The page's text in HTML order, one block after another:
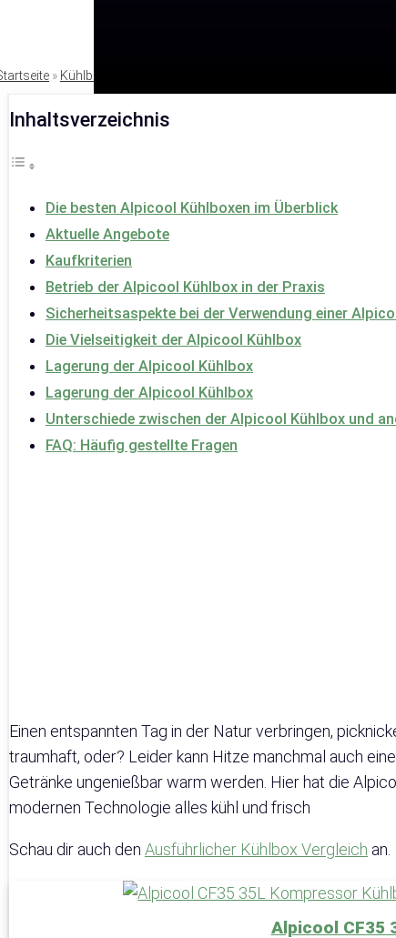
» Kühlboxen
Inhaltsverzeichnis
Die besten Alpicool Kühlboxen im Überblick
Aktuelle Angebote
Kaufkriterien
Betrieb der Alpicool Kühlbox in der Praxis
Sicherheitsaspekte bei der Verwendung einer
Die Vielseitigkeit der Alpicool Kühlbox
Lagerung der Alpicool Kühlbox
Lagerung der Alpicool Kühlbox
Unterschiede zwischen der Alpicool Kühlbox und
FAQ: Häufig gestellte Fragen
Einen entspannten Tag in der Natur verbringen,
traumhaft, oder? Leider kann Hitze manchmal auch
Getränke ungenießbar warm werden. Hier hat die
modernen Technologie alles kühl und frisch
Schau dir auch den Ausführlicher Kühlbox Vergleich an.
Alpicool CF35